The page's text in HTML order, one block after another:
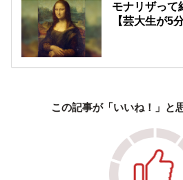
モナリザって
【芸大生が5
この記事が「いいね！」と